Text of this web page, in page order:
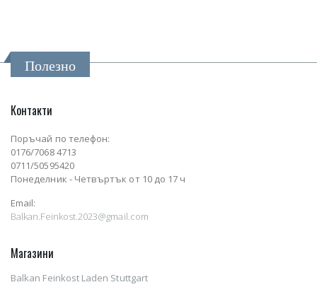
Полезно
Контакти
Поръчай по телефон:
0176/7068 4713
0711/50595420
Понеделник - Четвъртък от 10 до 17 ч
Email:
Balkan.Feinkost.2023@gmail.com
Магазини
Balkan Feinkost Laden Stuttgart